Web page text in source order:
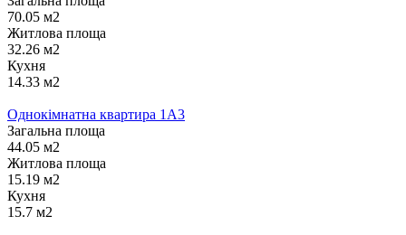
70.05 м2
Житлова площа
32.26 м2
Кухня
14.33 м2
Однокімнатна квартира 1А3
Загальна площа
44.05 м2
Житлова площа
15.19 м2
Кухня
15.7 м2